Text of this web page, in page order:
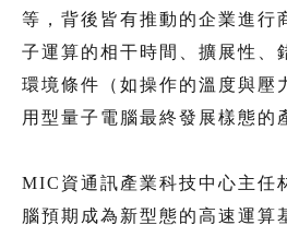
等，背後皆有推動的企業進行
子運算的相干時間、擴展性、
環境條件（如操作的溫度與壓
用型量子電腦最終發展樣態的
MIC資通訊產業科技中心主任
腦預期成為新型態的高速運算